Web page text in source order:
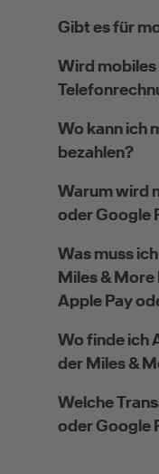
Gibt es für
Wird mobiles
Wo kann ich
bezahlen?
Warum wird
oder Google
Was muss
Miles &
Apple Pay
Wo finde ich
der Miles &
Welche
oder Google